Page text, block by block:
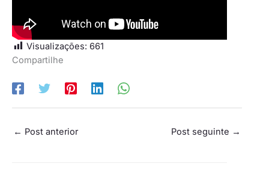
Visualizações: 661
Compartilhe
← Post anterior Post seguinte →